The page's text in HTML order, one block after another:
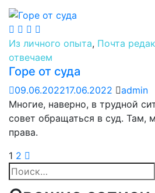
Из личного опыта, Почта
отвечаем
Горе от суда
09.06.202217.06.2022
admin
Многие, наверно, в трудной
совет обращаться в суд. Там,
права.
1 2
Найти: